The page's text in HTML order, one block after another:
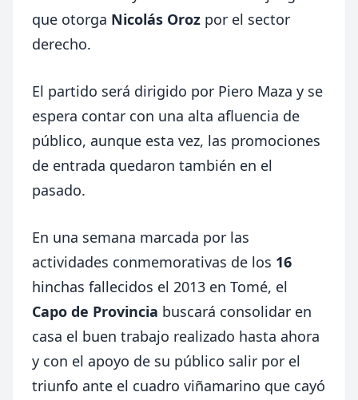
que otorga Nicolás Oroz por el sector
derecho.
El partido será dirigido por Piero Maza y se
espera contar con una alta afluencia de
público, aunque esta vez, las promociones
de entrada quedaron también en el
pasado.
En una semana marcada por las
actividades conmemorativas de los 16
hinchas fallecidos el 2013 en Tomé, el
Capo de Provincia buscará consolidar en
casa el buen trabajo realizado hasta ahora
y con el apoyo de su público salir por el
triunfo ante el cuadro viñamarino que cayó